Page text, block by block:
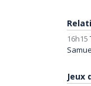
16h15
Jeux